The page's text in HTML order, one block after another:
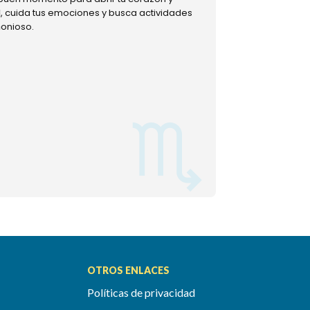
cuida tus emociones y busca actividades
OTROS ENLACES
Políticas de privacidad